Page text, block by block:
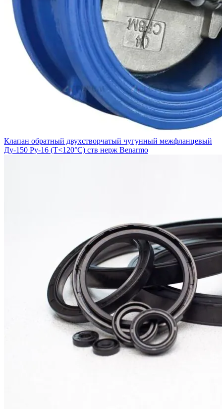
Клапан обратный двухстворчатый чугунный межфланцевый
Ду-150 Ру-16 (Т<120°С) ств нерж Benarmo